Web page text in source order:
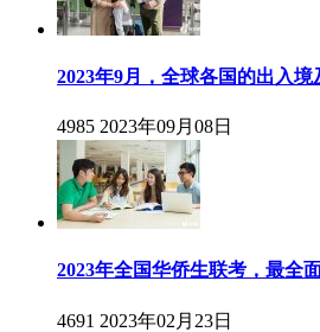
2023年9月，全球各国的出入境
4985 2023年09月08日
2023年全国华侨生联考，最全
4691 2023年02月23日